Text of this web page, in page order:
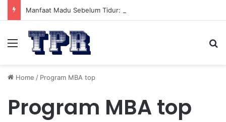
Manfaat Madu Sebelum Tidur: Meningkatkan Kesehatan
Menu
Home / Program MBA top
Program MBA top